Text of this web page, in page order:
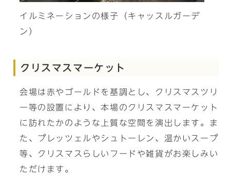
イルミネーションの様子（キャッスルガーデ
ン）
クリスマスマーケット
会場は赤やゴールドを基調とし、クリスマスツリ
ー等の設置により、本場のクリスマスマーケット
に訪れたかのような上質な空間を演出します。ま
た、プレッツェルやシュトーレン、温かいスープ
等、クリスマスらしいフードや雑貨がお楽しみい
ただけます。